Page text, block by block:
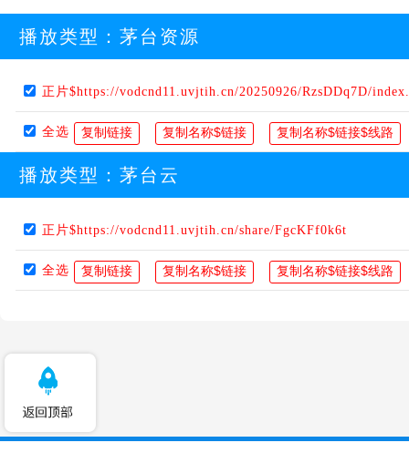
播放类型： 茅台资源
正片$https://vodcnd11.uvjtih.cn/20250926/RzsDDq7D/
全选
播放类型： 茅台云
正片$https://vodcnd11.uvjtih.cn/share/FgcKFf0k6t
全选